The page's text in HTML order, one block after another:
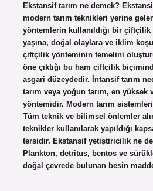
Ekstansif tarım ne demek?
modern tarım teknikleri yerine
yöntemlerin kullanıldığı bir
yaşına, doğal olaylara ve iklim
çiftçilik yönteminin temelini
öne çıktığı bu ham çiftçilik
asgari düzeydedir. İntansif tarım
tarım veya yoğun tarım, en yüksek
yöntemidir. Modern tarım
Tüm teknik ve bilimsel önlemler
teknikler kullanılarak yapıldığı
tersidir. Ekstansif yetiştiricilik ne
Plankton, detritus, bentos ve
doğal çevrede bulunan besin